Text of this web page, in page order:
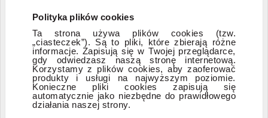
Polityka plików cookies
Ta strona używa plików cookies (tzw.
„ciasteczek”). Są to pliki, które zbierają różne
informacje. Zapisują się w Twojej przeglądarce,
gdy odwiedzasz naszą stronę internetową.
Korzystamy z plików cookies, aby zaoferować
produkty i usługi na najwyższym poziomie.
Konieczne pliki cookies zapisują się
automatycznie jako niezbędne do prawidłowego
działania naszej strony.
Zastrzeżenia prawne
ESG